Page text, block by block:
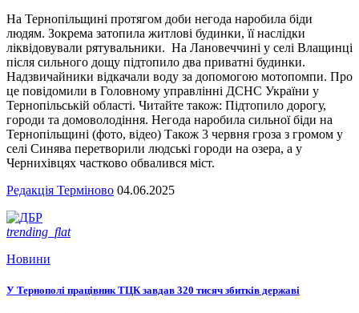
На Тернопільщині протягом доби негода наробила біди
людям. Зокрема затопила житлові будинки, її наслідки
ліквідовували рятувальники. На Лановеччині у селі Влащинці
після сильного дощу підтопило два приватні будинки.
Надзвичайники відкачали воду за допомогою мотопомпи. Про
це повідомили в Головному управлінні ДСНС України у
Тернопільській області. Читайте також: Підтопило дорогу,
городи та домоволодіння. Негода наробила сильної біди на
Тернопільщині (фото, відео) Також 3 червня гроза з громом у
селі Синява перетворили людські городи на озера, а у
Чернихівцях частково обвалився міст.
Редакція Терміново 04.06.2025
trending_flat
Новини
У Тернополі працівник ТЦК завдав 320 тисяч збитків державі